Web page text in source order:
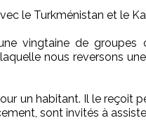
le Turkménistan et le
vingtaine de groupes
nous reversons
un habitant. Il le reçoit
sont invités à